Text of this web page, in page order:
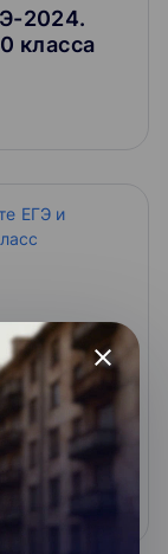
2024.
класса
Сдайте
стресса.
close